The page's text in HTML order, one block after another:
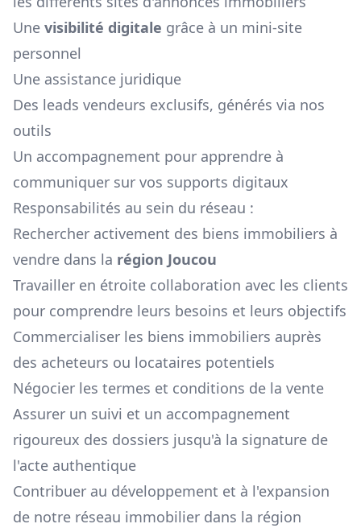
Une visibilité digitale grâce à un mini-site
personnel
Une assistance juridique
Des leads vendeurs exclusifs, générés via nos
outils
Un accompagnement pour apprendre à
communiquer sur vos supports digitaux
Responsabilités au sein du réseau :
Rechercher activement des biens immobiliers à
vendre dans la région Joucou
Travailler en étroite collaboration avec les clients
pour comprendre leurs besoins et leurs objectifs
Commercialiser les biens immobiliers auprès
des acheteurs ou locataires potentiels
Négocier les termes et conditions de la vente
Assurer un suivi et un accompagnement
rigoureux des dossiers jusqu'à la signature de
l'acte authentique
Contribuer au développement et à l'expansion
de notre réseau immobilier dans la région